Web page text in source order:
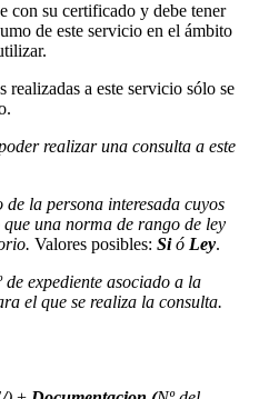
con su certificado y debe tener
de este servicio en el ámbito
a este servicio sólo se
realizar una consulta a este
de la persona interesada cuyos
una norma de rango de ley
Valores posibles: Si ó Ley.
expediente asociado a la
el que se realiza la consulta.